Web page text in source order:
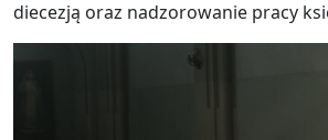
diecezją oraz nadzorowanie pracy